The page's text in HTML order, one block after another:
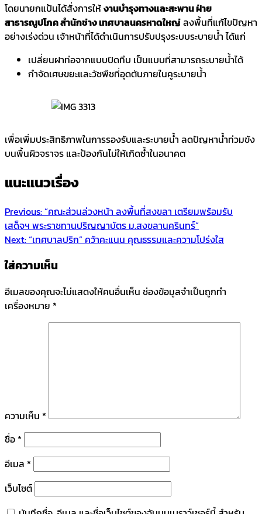
โดยนายกแป้นได้สั่งการให้งานบำรุงทางและสะพาน ฝ่าย
สาธารณูปโภค สำนักช่าง เทศบาลนครหาดใหญ่ลงพื้นที่แก้ไขปัญหา
อย่างเร่งด่วน เจ้าหน้าที่ได้ดำเนินการปรับปรุงระบบระบายน้ำ ได้แก่
เปลี่ยนฝาท่อจากแบบปิดทึบ เป็นแบบที่สามารถระบายน้ำได้
กำจัดเศษขยะและวัชพืชที่อุดตันภายในคูระบายน้ำ
เพื่อเพิ่มประสิทธิภาพในการรองรับและระบายน้ำ ลดปัญหาน้ำท่วมขัง
บนพื้นผิวจราจร และป้องกันไม่ให้เกิดซ้ำในอนาคต
แนะแนวเรื่อง
Previous:“คณะส่วนล่วงหน้า ลงพื้นที่สงขลา เตรียมพร้อมรับ
เสด็จฯ พระราชทานปริญญาบัตร ม.สงขลานครินทร์”
Next:“เทศบาลปริก” คว้าคะแนน คุณธรรมและความโปร่งใส
ใส่ความเห็น
อีเมลของคุณจะไม่แสดงให้คนอื่นเห็น ช่องข้อมูลจำเป็นถูกทำ
เครื่องหมาย *
ความเห็น *
ชื่อ *
อีเมล *
เว็บไซต์